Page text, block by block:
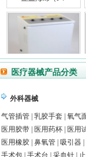
超短波治疗仪
退热贴
医疗器械产品分类
外科器械
气管插管 乳胶手套 氧气
医用胶带
医用药杯 医用
医用橡胶 鼻氧管 吸引器
手术包 手术台 采血针